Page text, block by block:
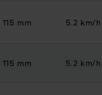
115 mm 5.2 km/h
115 mm 5.2 km/h